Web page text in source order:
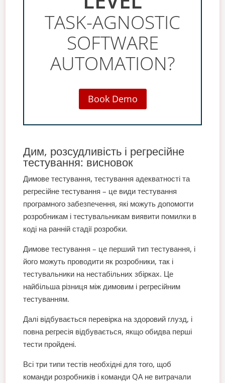
TASK-AGNOSTIC
SOFTWARE
AUTOMATION?
Book Demo
Дим, розсудливість і регресійне
тестування: висновок
Димове тестування, тестування адекватності та
регресійне тестування – це види тестування
програмного забезпечення, які можуть допомогти
розробникам і тестувальникам виявити помилки в
коді на ранній стадії розробки.
Димове тестування – це перший тип тестування, і
його можуть проводити як розробники, так і
тестувальники на нестабільних збірках. Це
найбільша різниця між димовим і регресійним
тестуванням.
Далі відбувається перевірка на здоровий глузд, і
повна регресія відбувається, якщо обидва перші
тести пройдені.
Всі три типи тестів необхідні для того, щоб
команди розробників і команди QA не витрачали